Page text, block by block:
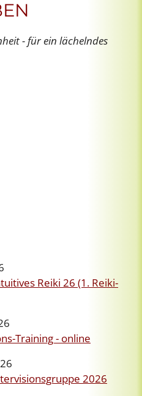
- für ein lächelndes
Reiki 26 (1. Reiki-
Training - online
2026